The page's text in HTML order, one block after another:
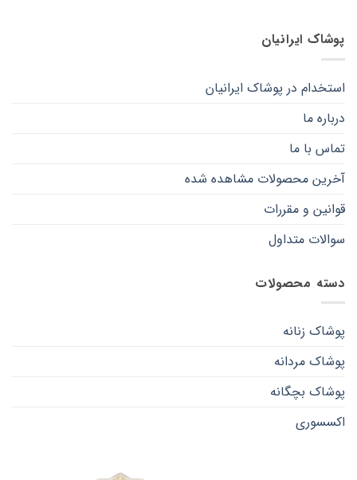
محصول
انتخاب
پوشاک ایرانیان
استخدام در پوشاک ایرانیان
درباره ما
تماس با ما
آخرین محصولات مشاهده شده
قوانین و مقررات
سوالات متداول
دسته محصولات
پوشاک زنانه
پوشاک مردانه
پوشاک بچگانه
اکسسوری